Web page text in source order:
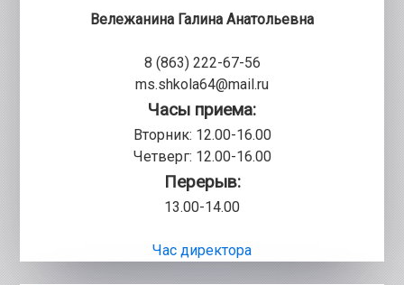
Вележанина Галина Анатольевна
8 (863) 222-67-56
ms.shkola64@mail.ru
Часы приема:
Вторник: 12.00-16.00
Четверг: 12.00-16.00
Перерыв:
13.00-14.00
Час директора